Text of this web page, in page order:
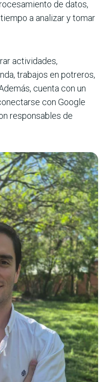
de datos,
a analizar y tomar
actividades,
trabajos en potreros,
cuenta con un
con Google
responsables de